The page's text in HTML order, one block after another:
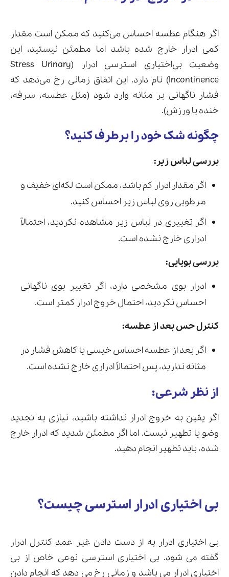
اگر هنگام عطسه احساس می‌کنید که ممکن است مقدار
کمی ادرار خارج شده باشد اما مطمئن نیستید، این
وضعیت بی‌اختیاری استرسی ادرار (Stress Urinary
Incontinence) نام دارد. این اتفاق زمانی رخ می‌دهد که
فشار ناگهانی بر مثانه وارد شود (مثل عطسه، سرفه،
خنده یا ورزش).
چگونه شک خود را برطرف کنید؟
بررسی لباس زیر:
اگر مقدار ادرار کم باشد، ممکن است لکه‌ای خفیف و
مرطوبی روی لباس زیر احساس کنید.
اگر تغییری در لباس زیر مشاهده نکردید، احتمالاً
ادراری خارج نشده است.
بررسی بویایی:
ادرار بوی مشخصی دارد، اگر تغییر بوی ناگهانی
احساس نکردید، احتمال خروج ادرار کمتر است.
کنترل حس بعد از عطسه:
اگر بعد از عطسه احساس خیسی یا کاهش فشار در
مثانه ندارید، پس احتمالاً ادراری خارج نشده است.
از نظر شرعی:
اگر یقین به خروج ادرار نداشته باشید، نیازی به تجدید
وضو یا تطهیر نیست. اما اگر مطمئن شدید که ادرار خارج
شده، باید تطهیر انجام دهید.
بی اختیاری ادرار استرسی چیست؟
بی اختیاری ادرار به از دست دادن غیر عمد کنترل ادرار
گفته می شود. بی اختیاری استرسی نوعی خاص از بی
اختیاری ادرار می باشد و زمانی رخ می دهد که انجام دادن